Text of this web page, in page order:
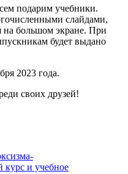
подарим учебники.
слайдами,
на большом экране. При
будет выдано
2023 года.
своих друзей!
и учебное